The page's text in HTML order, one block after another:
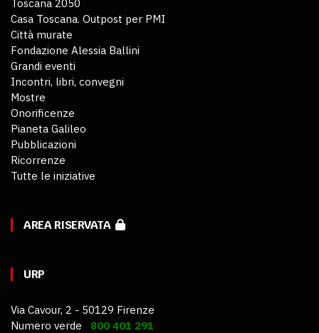
Toscana 2050
Casa Toscana. Outpost per PMI
Città murate
Fondazione Alessia Ballini
Grandi eventi
Incontri, libri, convegni
Mostre
Onorificenze
Pianeta Galileo
Pubblicazioni
Ricorrenze
Tutte le iniziative
AREA RISERVATA
URP
Via Cavour, 2 - 50129 Firenze
Numero verde 800 401 291